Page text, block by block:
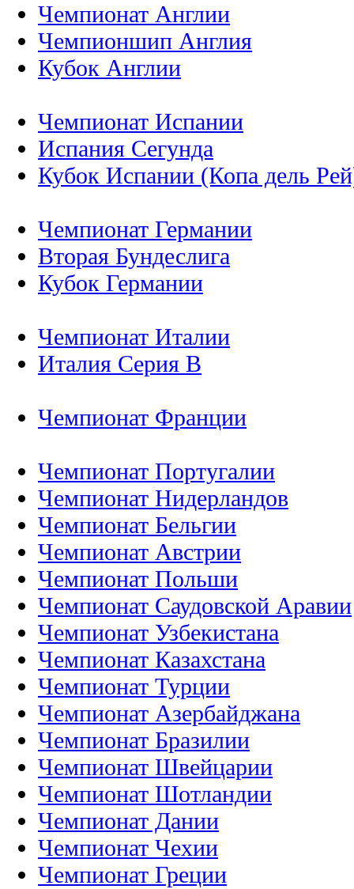
Чемпионат Англии
Чемпионшип Англия
Кубок Англии
Чемпионат Испании
Испания Сегунда
Кубок Испании (Копа дель
Чемпионат Германии
Вторая Бундеслига
Кубок Германии
Чемпионат Италии
Италия Серия B
Чемпионат Франции
Чемпионат Португалии
Чемпионат Нидерландов
Чемпионат Бельгии
Чемпионат Австрии
Чемпионат Польши
Чемпионат Саудовской Аравии
Чемпионат Узбекистана
Чемпионат Казахстана
Чемпионат Турции
Чемпионат Азербайджана
Чемпионат Бразилии
Чемпионат Швейцарии
Чемпионат Шотландии
Чемпионат Дании
Чемпионат Чехии
Чемпионат Греции